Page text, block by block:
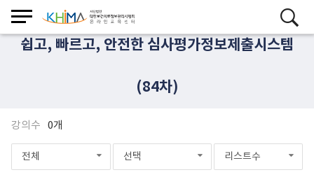
쉽고, 빠르고, 안전한 심사평가정보제출시스템
(84차)
강의수 0개
전체 선택 리스트수